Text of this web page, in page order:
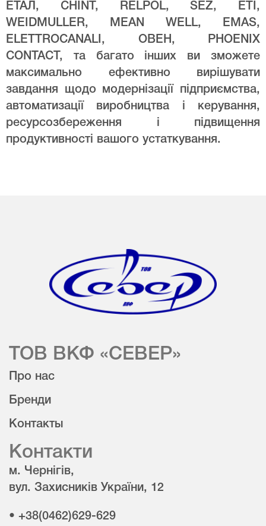
ЕТАЛ, CHINT, RELPOL, SEZ, ETI,
WEIDMULLER, MEAN WELL, EMAS,
ELETTROCANALI, ОВЕН, PHOENIX
CONTACT, та багато інших ви зможете
максимально ефективно вирішувати
завдання щодо модернізації підприємства,
автоматизації виробництва і керування,
ресурсозбереження і підвищення
продуктивності вашого устаткування.
ТОВ ВКФ «СЕВЕР»
Про нас
Бренди
Контакты
Контакти
м. Чернігів,
вул. Захисників України, 12
• +38(0462)629-629